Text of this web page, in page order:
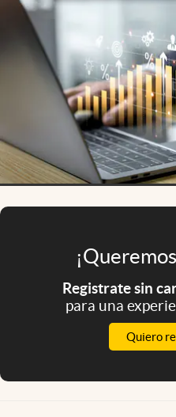
Clima
Mundial 2026
Eventos Corporativos
El Cronista Studio
Mediakit
abre en nueva pestaña
Argentina
Registrate sin
para una
Quiero